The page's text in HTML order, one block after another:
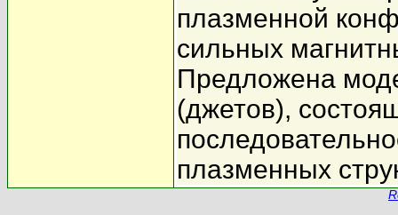
плазменной
сильных
Предложена
(джетов),
плазменных